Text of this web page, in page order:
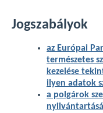
Jogszabályok
az Európai
természetes
kezelése
ilyen adatok
a polgárok